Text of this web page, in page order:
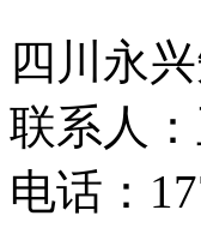
四川永
联系人
电话：